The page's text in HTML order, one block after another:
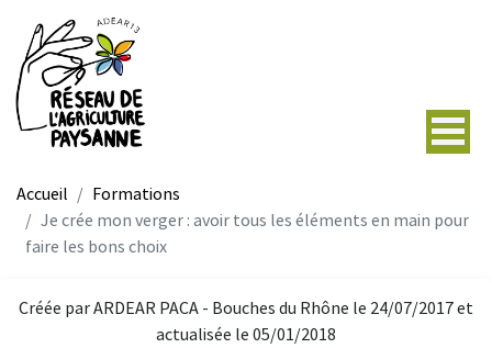
Accueil
Formations
Je crée mon verger : avoir tous les éléments en main pour
faire les bons choix
Créée par ARDEAR PACA - Bouches du Rhône le 24/07/2017 et
actualisée le 05/01/2018